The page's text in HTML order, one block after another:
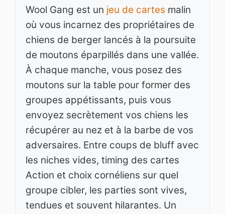
Wool Gang est un jeu de cartes malin
où vous incarnez des propriétaires de
chiens de berger lancés à la poursuite
de moutons éparpillés dans une vallée.
À chaque manche, vous posez des
moutons sur la table pour former des
groupes appétissants, puis vous
envoyez secrètement vos chiens les
récupérer au nez et à la barbe de vos
adversaires. Entre coups de bluff avec
les niches vides, timing des cartes
Action et choix cornéliens sur quel
groupe cibler, les parties sont vives,
tendues et souvent hilarantes. Un